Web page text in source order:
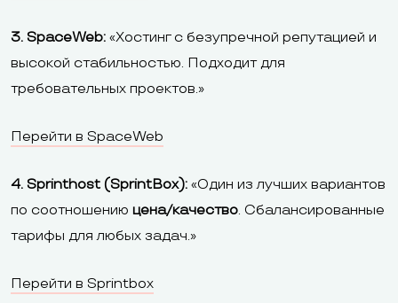
3. SpaceWeb: «Хостинг с безупречной репутацией и
высокой стабильностью. Подходит для
требовательных проектов.»
Перейти в SpaceWeb
4. Sprinthost (SprintBox): «Один из лучших вариантов
по соотношению цена/качество. Сбалансированные
тарифы для любых задач.»
Перейти в Sprintbox